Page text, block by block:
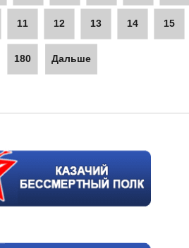
11 12 13 14 15
180 Дальше